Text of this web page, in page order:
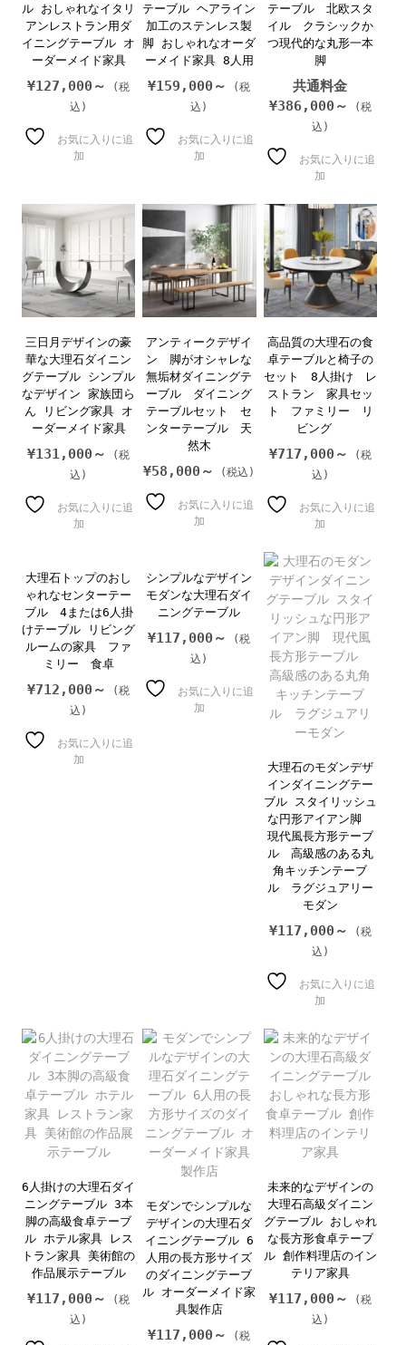
ル おしゃれなイタリ
アンレストラン用ダ
イニングテーブル オ
ーダーメイド家具
¥127,000～
お気に入りに追
加
テーブル ヘアライン
加工のステンレス製
脚 おしゃれなオーダ
ーメイド家具 8人用
¥159,000～
お気に入りに追
加
テーブル 北欧スタ
イル クラシックか
つ現代的な丸形一本
脚
共通料金
¥386,000～
お気に入りに追
加
三日月デザインの豪
華な大理石ダイニン
グテーブル シンプル
なデザイン 家族団ら
ん リビング家具 オ
ーダーメイド家具
¥131,000～
お気に入りに追
加
アンティークデザイ
ン 脚がオシャレな
無垢材ダイニングテ
ーブル ダイニング
テーブルセット セ
ンターテーブル 天
然木
¥58,000～
お気に入りに追
加
高品質の大理石の食
卓テーブルと椅子の
セット 8人掛け レ
ストラン 家具セッ
ト ファミリー リ
ビング
¥717,000～
お気に入りに追
加
大理石トップのおし
ゃれなセンターテー
ブル 4または6人掛
けテーブル リビング
ルームの家具 ファ
ミリー 食卓
¥712,000～
お気に入りに追
加
シンプルなデザイン
モダンな大理石ダイ
ニングテーブル
¥117,000～
お気に入りに追
加
大理石のモダンデザ
インダイニングテー
ブル スタイリッシュ
な円形アイアン脚
現代風長方形テーブ
ル 高級感のある丸
角キッチンテーブ
ル ラグジュアリー
モダン
¥117,000～
お気に入りに追
加
6人掛けの大理石ダイ
ニングテーブル 3本
脚の高級食卓テーブ
ル ホテル家具 レス
トラン家具 美術館の
作品展示テーブル
¥117,000～
モダンでシンプルな
デザインの大理石ダ
イニングテーブル 6
人用の長方形サイズ
のダイニングテーブ
ル オーダーメイド家
具製作店
¥117,000～
未来的なデザインの
大理石高級ダイニン
グテーブル おしゃれ
な長方形食卓テーブ
ル 創作料理店のイン
テリア家具
¥117,000～